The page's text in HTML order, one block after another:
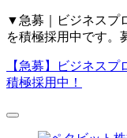
▼ 急募｜ビジネスプ
を積極採用中です。
【急募】
ビジネスプ
積極採用中！